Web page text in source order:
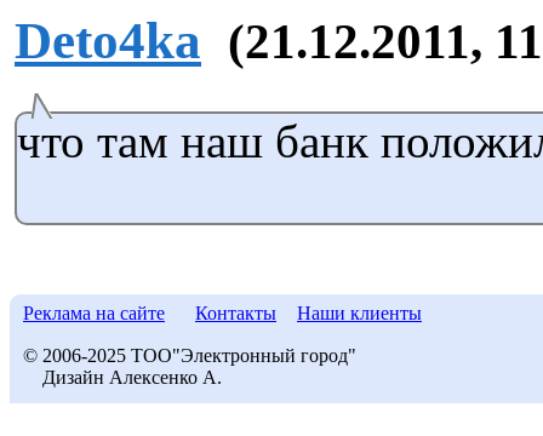
Deto4ka (21.12.2011,
что там наш банк
Реклама на сайте Контакты Наши клиенты
© 2006-2025 ТОО"Электронный город"
Дизайн Алексенко А.